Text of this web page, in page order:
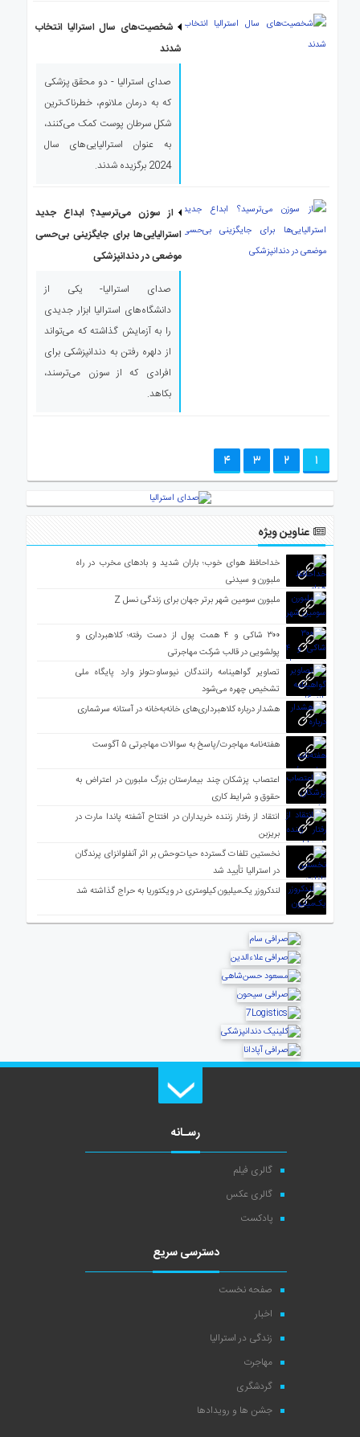
شخصیت‌های سال استرالیا انتخاب
شدند
صدای استرالیا - دو محقق پزشکی
که به درمان ملانوم، خطرناک‌ترین
شکل سرطان پوست کمک می‌کنند،
به عنوان استرالیایی‌های سال
2024 برگزیده شدند.
از سوزن می‌ترسید؟ ابداع جدید
استرالیایی‌ها برای جایگزینی بی‌حسی
موضعی در دندانپزشکی‌
صدای استرالیا- یکی از
دانشگاه‌های استرالیا ابزار جدیدی
را به آزمایش گذاشته که می‌تواند
از دلهره رفتن به دندانپزشکی برای
افرادی که از سوزن می‌ترسند،
بکاهد.
1
2
3
4
عناوین ویژه
خداحافظ هوای خوب؛ باران شدید و بادهای مخرب در راه
ملبورن و سیدنی
ملبورن سومین شهر برتر جهان برای زندگی نسل Z
۳۰۰ شاکی و ۴ همت پول از دست رفته؛ کلاهبرداری و
پولشویی در قالب شرکت مهاجرتی
تصاویر گواهینامه رانندگان نیوساوت‌ولز وارد پایگاه ملی
تشخیص چهره می‌شود
هشدار درباره کلاهبرداری‌های خانه‌به‌خانه در آستانه سرشماری
هفته‌نامه مهاجرت/پاسخ به سوالات مهاجرتی ۵ آگوست
اعتصاب پزشکان چند بیمارستان بزرگ ملبورن در اعتراض به
حقوق و شرایط کاری
انتقاد از رفتار زننده خریداران در افتتاح آشفته پاندا مارت در
بریزبن
نخستین تلفات گسترده حیات‌وحش بر اثر آنفلوانزای پرندگان
در استرالیا تأیید شد
لندکروزر یک‌میلیون کیلومتری در ویکتوریا به حراج گذاشته شد
رسـانه
گالری فیلم
گالری عکس
پادکست
دسترسی سریع
صفحه نخست
اخبار
زندگی در استرالیا
مهاجرت
گردشگری
جشن ها و رویدادها